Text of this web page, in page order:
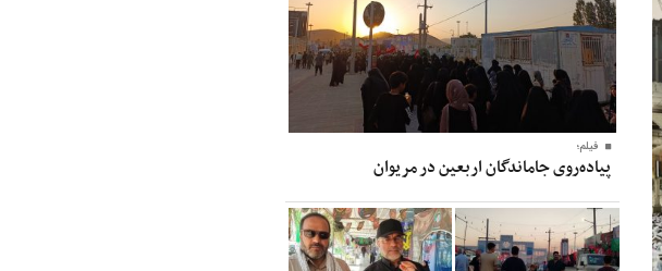
فیلم؛
پیاده‌روی جاماندگان اربعین در مریوان